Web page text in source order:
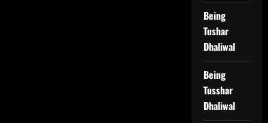
Being
Tushar
Dhaliwal
Being
Tusshar
Dhaliwal